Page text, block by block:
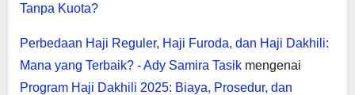
Tanpa Kuota?
Perbedaan Haji Reguler, Haji Furoda, dan Haji Dakhili:
Mana yang Terbaik? - Ady Samira Tasikmengenai
Program Haji Dakhili 2025: Biaya, Prosedur, dan